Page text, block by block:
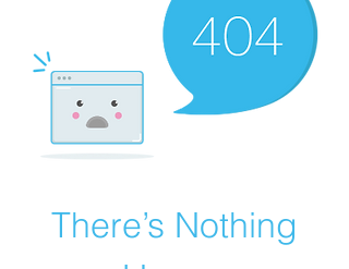
There’s Nothing